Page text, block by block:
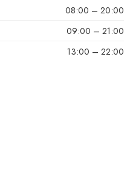
08:00 – 20:00
09:00 – 21:00
13:00 – 22:00